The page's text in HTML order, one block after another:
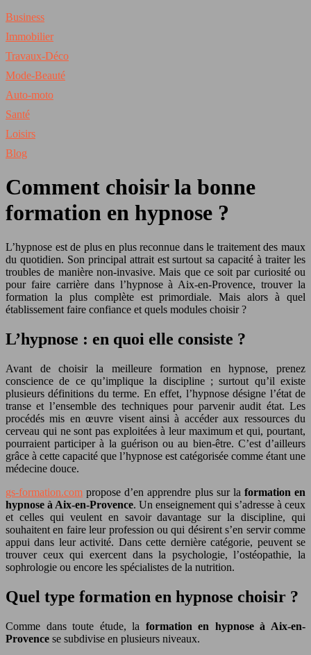
Business
Immobilier
Travaux-Déco
Mode-Beauté
Auto-moto
Santé
Loisirs
Blog
Comment choisir la bonne
formation en hypnose ?
L’hypnose est de plus en plus reconnue dans le traitement des maux
du quotidien. Son principal attrait est surtout sa capacité à traiter les
troubles de manière non-invasive. Mais que ce soit par curiosité ou
pour faire carrière dans l’hypnose à Aix-en-Provence, trouver la
formation la plus complète est primordiale. Mais alors à quel
établissement faire confiance et quels modules choisir ?
L’hypnose : en quoi elle consiste ?
Avant de choisir la meilleure formation en hypnose, prenez
conscience de ce qu’implique la discipline ; surtout qu’il existe
plusieurs définitions du terme. En effet, l’hypnose désigne l’état de
transe et l’ensemble des techniques pour parvenir audit état. Les
procédés mis en œuvre visent ainsi à accéder aux ressources du
cerveau qui ne sont pas exploitées à leur maximum et qui, pourtant,
pourraient participer à la guérison ou au bien-être. C’est d’ailleurs
grâce à cette capacité que l’hypnose est catégorisée comme étant une
médecine douce.
gs-formation.com propose d’en apprendre plus sur la formation en
hypnose à Aix-en-Provence. Un enseignement qui s’adresse à ceux
et celles qui veulent en savoir davantage sur la discipline, qui
souhaitent en faire leur profession ou qui désirent s’en servir comme
appui dans leur activité. Dans cette dernière catégorie, peuvent se
trouver ceux qui exercent dans la psychologie, l’ostéopathie, la
sophrologie ou encore les spécialistes de la nutrition.
Quel type formation en hypnose choisir ?
Comme dans toute étude, la formation en hypnose à Aix-en-
Provence se subdivise en plusieurs niveaux.